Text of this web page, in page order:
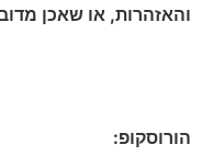
והאזהרות, או שאכן
הורוסקופ: